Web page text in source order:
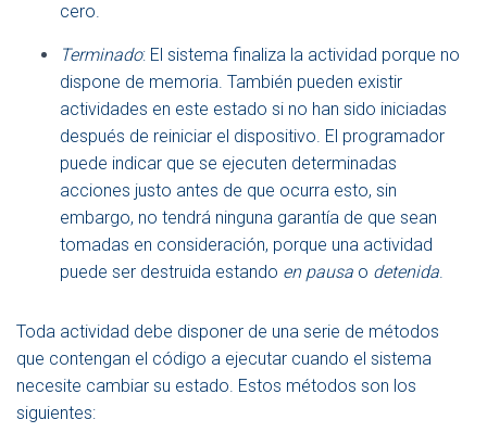
cero.
Terminado: El sistema finaliza la actividad porque no
dispone de memoria. También pueden existir
actividades en este estado si no han sido iniciadas
después de reiniciar el dispositivo. El programador
puede indicar que se ejecuten determinadas
acciones justo antes de que ocurra esto, sin
embargo, no tendrá ninguna garantía de que sean
tomadas en consideración, porque una actividad
puede ser destruida estando en pausa o detenida.
Toda actividad debe disponer de una serie de métodos
que contengan el código a ejecutar cuando el sistema
necesite cambiar su estado. Estos métodos son los
siguientes: